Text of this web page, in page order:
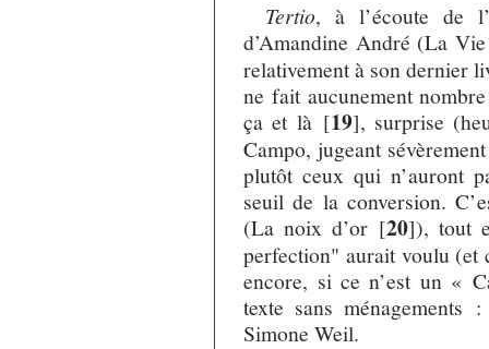
Tertio, à l’écoute de
d’Amandine André (La
relativement à son dernier
ne fait aucunement
ça et là[19], surprise
Campo, jugeant
plutôt ceux qui n’auront
seuil de la conversion.
(La noix d’or[20]), tout
perfection" aurait voulu (et
encore, si ce n’est un «
texte sans
Simone Weil.